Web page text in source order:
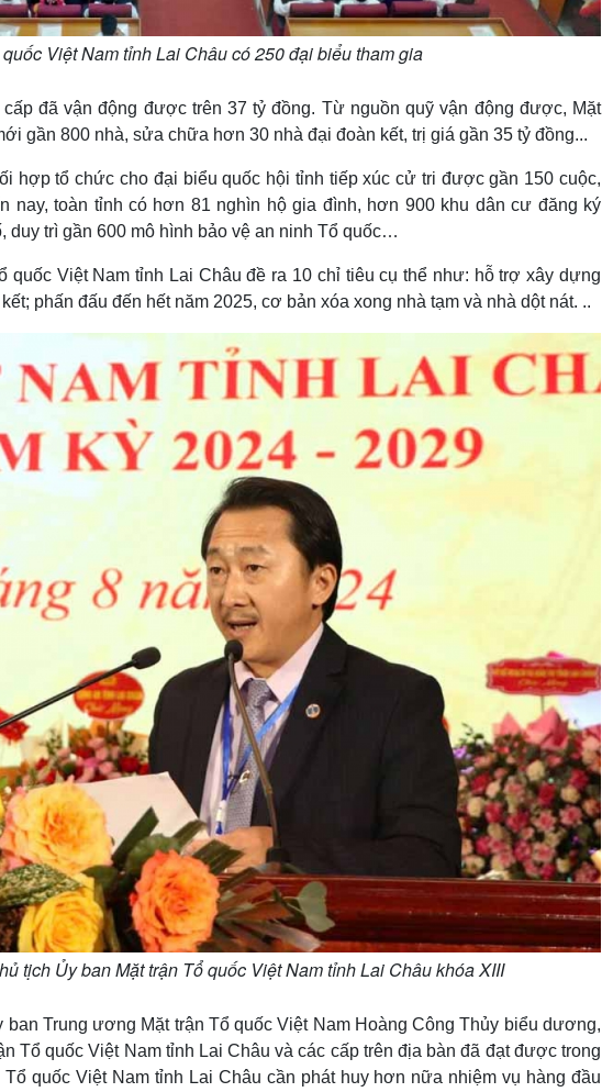
Việt Nam tỉnh Lai Châu có 250 đại biểu tham gia
đã vận động được trên 37 tỷ đồng. Từ nguồn quỹ vận động được, Mặt
gần 800 nhà, sửa chữa hơn 30 nhà đại đoàn kết, trị giá gần 35 tỷ đồng...
hợp tổ chức cho đại biểu quốc hội tỉnh tiếp xúc cử tri được gần 150 cuộc,
toàn tỉnh có hơn 81 nghìn hộ gia đình, hơn 900 khu dân cư đăng ký
duy trì gần 600 mô hình bảo vệ an ninh Tổ quốc…
quốc Việt Nam tỉnh Lai Châu đề ra 10 chỉ tiêu cụ thể như: hỗ trợ xây dựng
phấn đấu đến hết năm 2025, cơ bản xóa xong nhà tạm và nhà dột nát. ..
tịch Ủy ban Mặt trận Tổ quốc Việt Nam tỉnh Lai Châu khóa XIII
Trung ương Mặt trận Tổ quốc Việt Nam Hoàng Công Thủy biểu dương,
Tổ quốc Việt Nam tỉnh Lai Châu và các cấp trên địa bàn đã đạt được trong
quốc Việt Nam tỉnh Lai Châu cần phát huy hơn nữa nhiệm vụ hàng đầu